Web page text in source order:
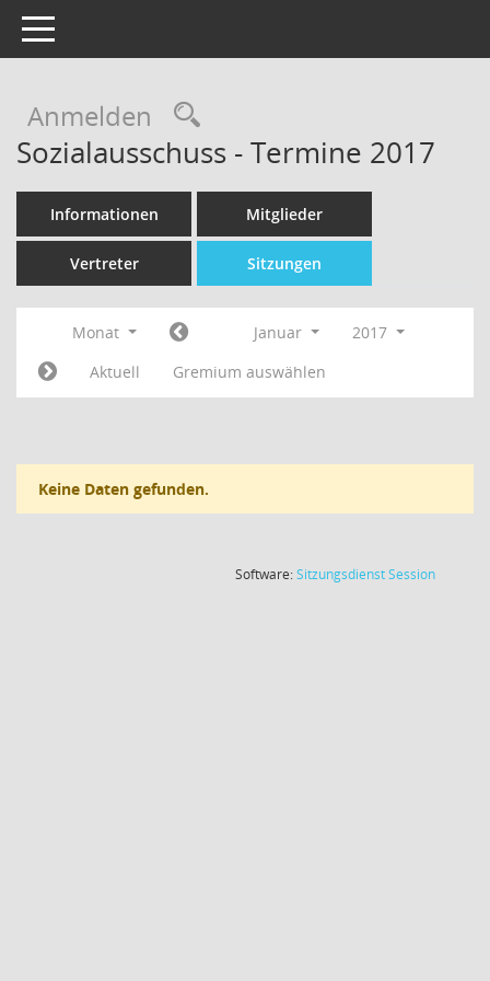
Toggle navigation
Anmelden Rechercheauswahl
Sozialausschuss - Termine 2017
Informationen Mitglieder
Vertreter Sitzungen
Monat Januar
2017
Aktuell
Gremium auswählen
Keine Daten gefunden.
Software:SitzungsdienstSession(Wird in